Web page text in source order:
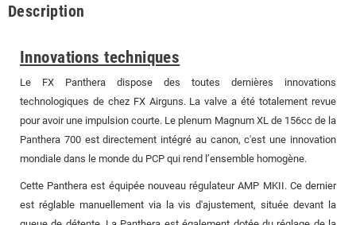
Description
Innovations techniques
Le FX Panthera dispose des toutes dernières innovations
technologiques de chez FX Airguns. La valve a été totalement revue
pour avoir une impulsion courte. Le plenum Magnum XL de 156cc de la
Panthera 700 est directement intégré au canon, c'est une innovation
mondiale dans le monde du PCP qui rend l’ensemble homogène.
Cette Panthera est équipée nouveau régulateur AMP MKII. Ce dernier
est réglable manuellement via la vis d'ajustement, située devant la